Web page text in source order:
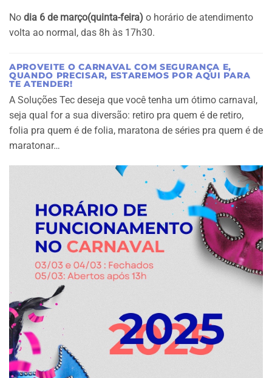
No dia 6 de março(quinta-feira) o horário de atendimento
volta ao normal, das 8h às 17h30.
APROVEITE O CARNAVAL COM SEGURANÇA E,
QUANDO PRECISAR, ESTAREMOS POR AQUI PARA
TE ATENDER!
A Soluções Tec deseja que você tenha um ótimo carnaval,
seja qual for a sua diversão: retiro pra quem é de retiro,
folia pra quem é de folia, maratona de séries pra quem é de
maratonar…